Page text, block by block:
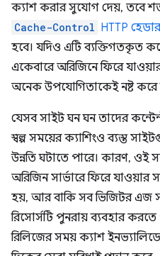
ক্যাশ করার সুযোগ দেয়, তবে
Cache-Control HTTP হেডার
হবে। যদিও এটি ব্যক্তিগতকৃত
একেবারে অরিজিনে ফিরে
অনেক উপযোগিতাকেই নষ্ট করে
যেসব সাইট ঘন ঘন তাদের
স্বল্প সময়ের ক্যাশিংও ব্যস্ত
উন্নতি ঘটাতে পারে। কারণ, ওই
অরিজিন সার্ভারে ফিরে যাওয়ার
হয়, আর বাকি সব ভিজিটর এজ
রিসোর্সটি পুনরায় ব্যবহার
রিলিজের সময় ক্যাশ